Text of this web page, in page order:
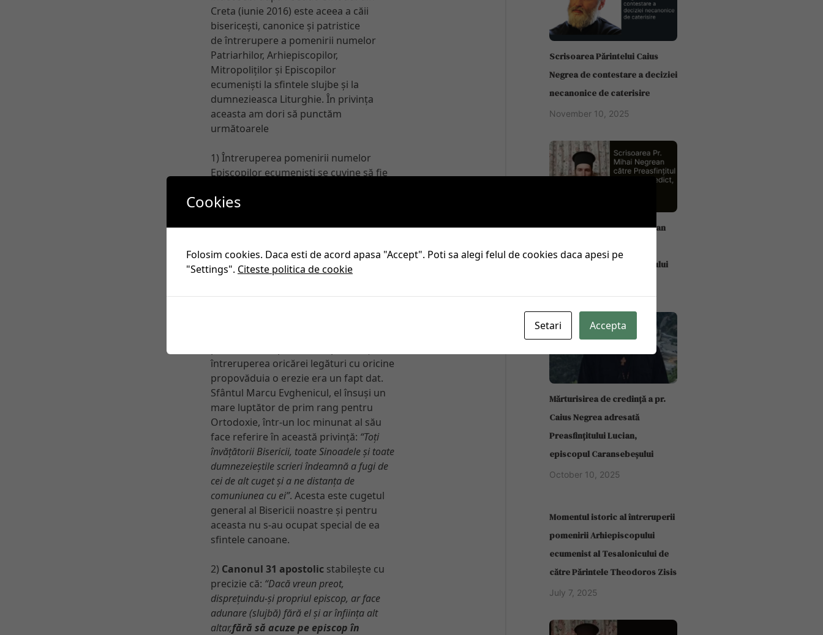
Creta (iunie 2016) este aceea a căii
bisericești, canonice și patristice
de întrerupere a pomenirii numelor
Patriarhilor, Arhiepiscopilor,
Mitropoliților și Episcopilor
ecumeniști la sfintele slujbe și la
dumnezieasca Liturghie. În privința
aceasta am dori să punctăm
următoarele
1) Întreruperea pomenirii numelor
Episcopilor ecumeniști se cuvine să fie
ortodox a Bisericii, cu practica explicată
apostolic 31 și cu canonul 15 al
Ar putea întreba cineva: De ce nu au
întreruperea oricărei legături cu oricine
propovăduia o erezie era un fapt dat.
Sfântul Marcu Evghenicul, el însuși un
mare luptător de prim rang pentru
Ortodoxie, într-un loc minunat al său
face referire în această privință: “Toți
învățătorii Bisericii, toate Sinoadele și toate
dumnezeieștile scrieri îndeamnă a fugi de
cei de alt cuget și a ne distanța de
comuniunea cu ei”. Acesta este cugetul
general al Bisericii noastre și pentru
aceasta nu s-au ocupat special de ea
sfintele canoane.
2) Canonul 31 apostolic stabilește cu
precizie că: “Dacă vreun preot,
disprețuindu-și propriul episcop, ar face
adunare (slujbă) fără el și ar înființa alt
altar,fără să acuze pe episcop în
Scrisoarea Părintelui Caius
Negrea de contestare a deciziei
necanonice de caterisire
November 10, 2025
Scrisoarea Pr. Mihai Negrean
Benedict, Episcop al Sălajului
Mărturisirea de credință a pr.
Caius Negrea adresată
Preasfințitului Lucian,
episcopul Caransebeșului
October 10, 2025
Momentul istoric al întreruperii
pomenirii Arhiepiscopului
ecumenist al Tesalonicului de
către Părintele Theodoros Zisis
July 7, 2025
Cookies
Folosim cookies. Daca esti de acord apasa "Accept". Poti sa alegi felul de cookies daca apesi pe
"Settings". Citeste politica de cookie
Setari Accepta